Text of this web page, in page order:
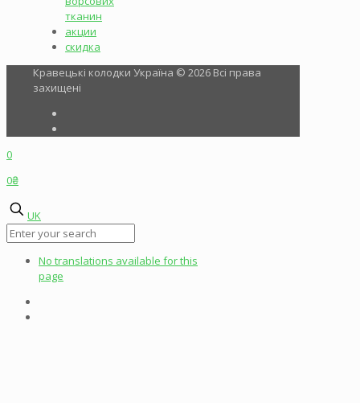
тканин
акции
скидка
Кравецькі колодки Україна © 2026 Всі права
захищені
0
0₴
UK
No translations available for this
page